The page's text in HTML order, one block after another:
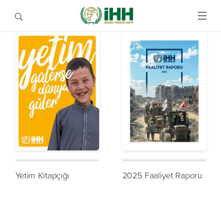
Yetim Kitapçığı 2025 Faaliyet Raporu